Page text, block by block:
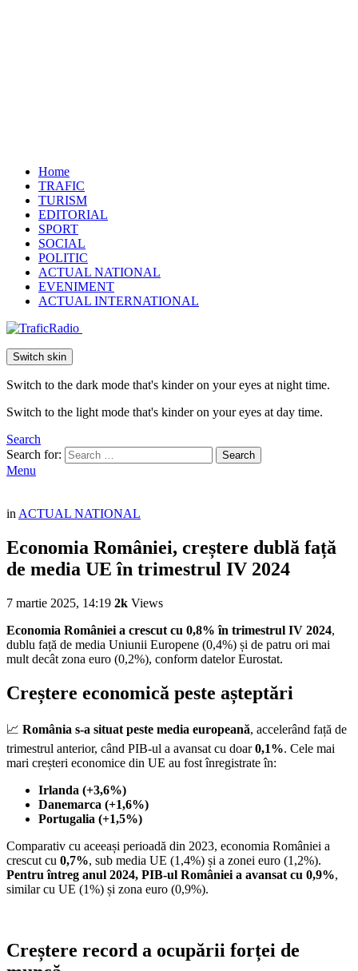
Home
TRAFIC
TURISM
EDITORIAL
SPORT
SOCIAL
POLITIC
ACTUAL NATIONAL
EVENIMENT
ACTUAL INTERNATIONAL
Switch skin
Switch to the dark mode that's kinder on your eyes at night time.
Switch to the light mode that's kinder on your eyes at day time.
Search
Search for:
Search
Menu
in ACTUAL NATIONAL
Economia României, creștere dublă față
de media UE în trimestrul IV 2024
7 martie 2025, 14:19 2k Views
Economia României a crescut cu 0,8% în trimestrul IV 2024,
dublu față de media Uniunii Europene (0,4%) și de patru ori mai
mult decât zona euro (0,2%), conform datelor Eurostat.
Creștere economică peste așteptări
📈 România s-a situat peste media europeană, accelerând față de
trimestrul anterior, când PIB-ul a avansat cu doar0,1%. Cele mai
mari creșteri economice din UE au fost înregistrate în:
Irlanda (+3,6%)
Danemarca (+1,6%)
Portugalia (+1,5%)
Comparativ cu aceeași perioadă din 2023, economia României a
crescut cu 0,7%, sub media UE (1,4%) și a zonei euro (1,2%).
Pentru întreg anul 2024, PIB-ul României a avansat cu 0,9%,
similar cu UE (1%) și zona euro (0,9%).
Creștere record a ocupării forței de